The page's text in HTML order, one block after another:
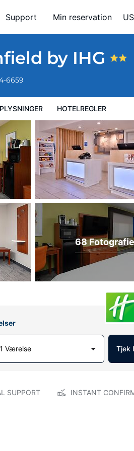
Support Min reservation
by IHG
6659
HOTELREGLER
68
1 Værelse Tjek
SUPPORT INSTANT